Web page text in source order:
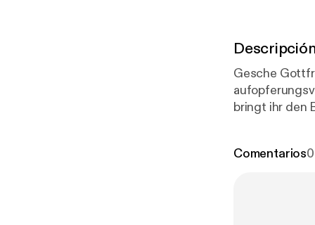
Gesche
bringt ihr den
Comentarios0